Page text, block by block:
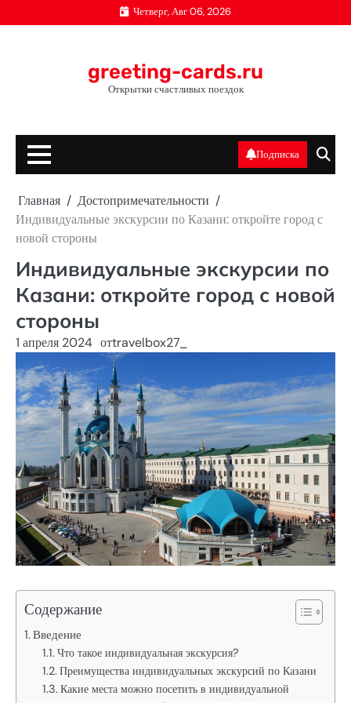
к
Четверг, Авг 06, 2026
greeting-cards.ru
Открытки счастливых поездок
Подписка
Главная
Достопримечательности
Индивидуальные экскурсии по Казани: откройте город с
новой стороны
Индивидуальные экскурсии по
Казани: откройте город с новой
стороны
1 апреля 2024 отtravelbox27_
Содержание
Введение
Что такое индивидуальная экскурсия?
Преимущества индивидуальных экскурсий по Казани
Какие места можно посетить в индивидуальной